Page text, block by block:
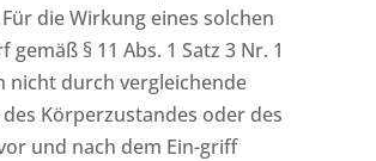
die Wirkung eines solchen
gemäß § 11 Abs. 1 Satz 3 Nr. 1
nicht durch vergleichende
Körperzustandes oder des
und nach dem Ein-griff